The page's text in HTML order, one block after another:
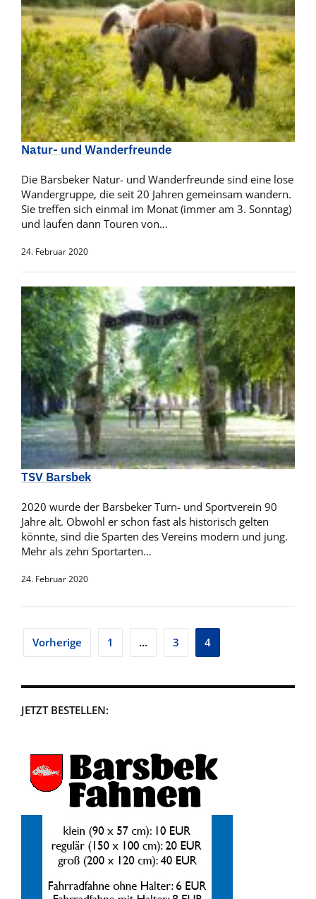
Natur- und Wanderfreunde
Die Barsbeker Natur- und Wanderfreunde sind eine lose
Wandergruppe, die seit 20 Jahren gemeinsam wandern.
Sie treffen sich einmal im Monat (immer am 3. Sonntag)
und laufen dann Touren von…
24. Februar 2020
TSV Barsbek
2020 wurde der Barsbeker Turn- und Sportverein 90
Jahre alt. Obwohl er schon fast als historisch gelten
könnte, sind die Sparten des Vereins modern und jung.
Mehr als zehn Sportarten…
24. Februar 2020
Seitennummerierung
Beiträge
Vorherige 1 … 3 4
JETZT BESTELLEN: